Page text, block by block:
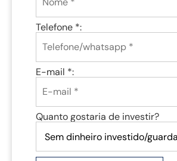
Telefone *:
E-mail *:
Quanto gostaria de investir?